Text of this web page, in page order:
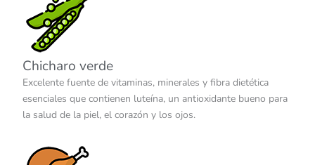
Chicharo verde
Excelente fuente de vitaminas, minerales y fibra dietética
esenciales que contienen luteína, un antioxidante bueno para
la salud de la piel, el corazón y los ojos.